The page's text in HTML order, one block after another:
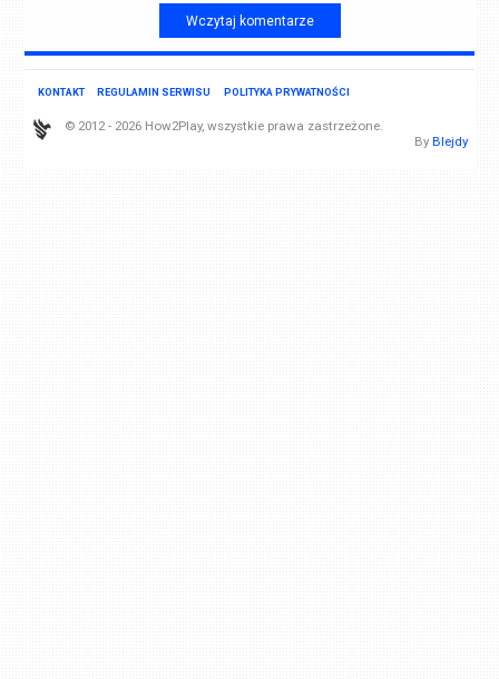
Wczytaj komentarze
KONTAKT REGULAMIN SERWISU POLITYKA PRYWATNOŚCI
© 2012 - 2026 How2Play, wszystkie prawa zastrzeżone.
By Blejdy